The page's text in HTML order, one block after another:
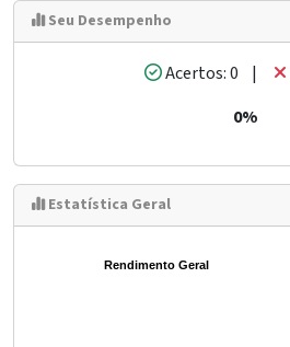
Seu Desempenho
Acertos: 0 |
0%
Estatística Geral
Rendimento Geral